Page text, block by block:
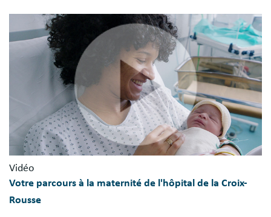
Vidéo
Votre parcours à la maternité de l'hôpital de la Croix-
Rousse